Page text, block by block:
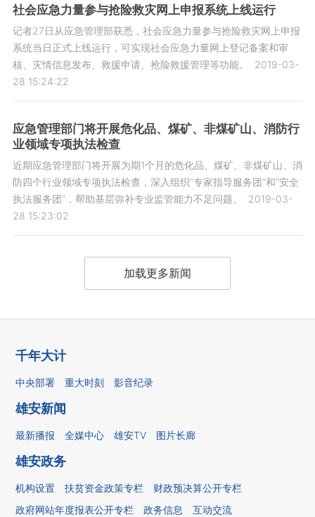
社会应急力量参与抢险救灾网上申报系统上线运行
记者27日从应急管理部获悉，社会应急力量参与抢险救灾网上申报
系统当日正式上线运行，可实现社会应急力量网上登记备案和审
核、灾情信息发布、救援申请、抢险救援管理等功能。
2019-03-
28 15:24:22
应急管理部门将开展危化品、煤矿、非煤矿山、消防行
业领域专项执法检查
近期应急管理部门将开展为期1个月的危化品、煤矿、非煤矿山、消
防四个行业领域专项执法检查，深入组织“专家指导服务团”和“安全
执法服务团”，帮助基层弥补专业监管能力不足问题。
2019-03-
28 15:23:02
加载更多新闻
千年大计
中央部署 重大时刻 影音纪录
雄安新闻
最新播报 全媒中心 雄安TV 图片长廊
雄安政务
机构设置 扶贫资金政策专栏
财政预决算公开专栏
政府网站年度报表公开专栏
政务信息 互动交流